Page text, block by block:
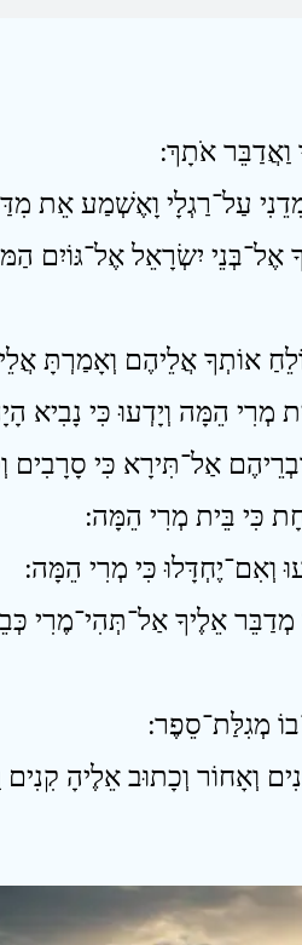
אֶל־בְּנֵי יִשְׂרָאֵל
אַל־תִּירָא כִּי סָרָבִים
כִּי בֵּית מְרִי הֵמָּה ׃
אֵלֶיךָ אַל־תְּהִי־מֶרִי